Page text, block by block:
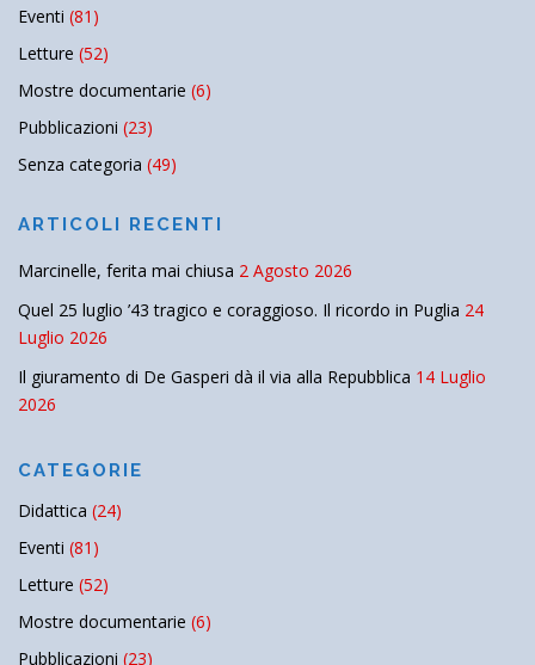
Eventi (81)
Letture (52)
Mostre documentarie (6)
Pubblicazioni (23)
Senza categoria (49)
ARTICOLI RECENTI
Marcinelle, ferita mai chiusa 2 Agosto 2026
Quel 25 luglio ’43 tragico e coraggioso. Il ricordo in Puglia 24
Luglio 2026
Il giuramento di De Gasperi dà il via alla Repubblica 14 Luglio
2026
CATEGORIE
Didattica (24)
Eventi (81)
Letture (52)
Mostre documentarie (6)
Pubblicazioni (23)